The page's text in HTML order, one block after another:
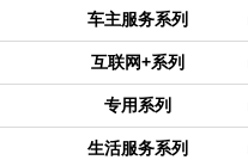
车主服务系列
互联网+系列
专用系列
生活服务系列